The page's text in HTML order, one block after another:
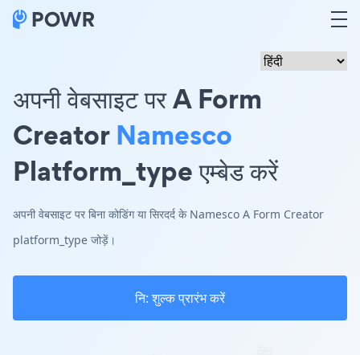
अपनी वेबसाइट पर A Form
CreatorNamesco
Platform_type एम्बेड करें
अपनी वेबसाइट पर बिना कोडिंग या सिरदर्द के Namesco A Form Creator
platform_type जोड़ें।
नि: शुल्क प्रारंभ करें